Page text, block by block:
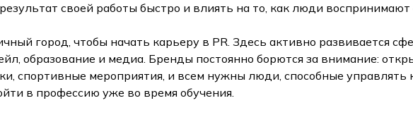
своей работы быстро и влиять на то, как люди воспринимают
город, чтобы начать карьеру в PR. Здесь активно развивается
образование и медиа. Бренды постоянно борются за внимание:
спортивные мероприятия, и всем нужны люди, способные
в профессию уже во время обучения.